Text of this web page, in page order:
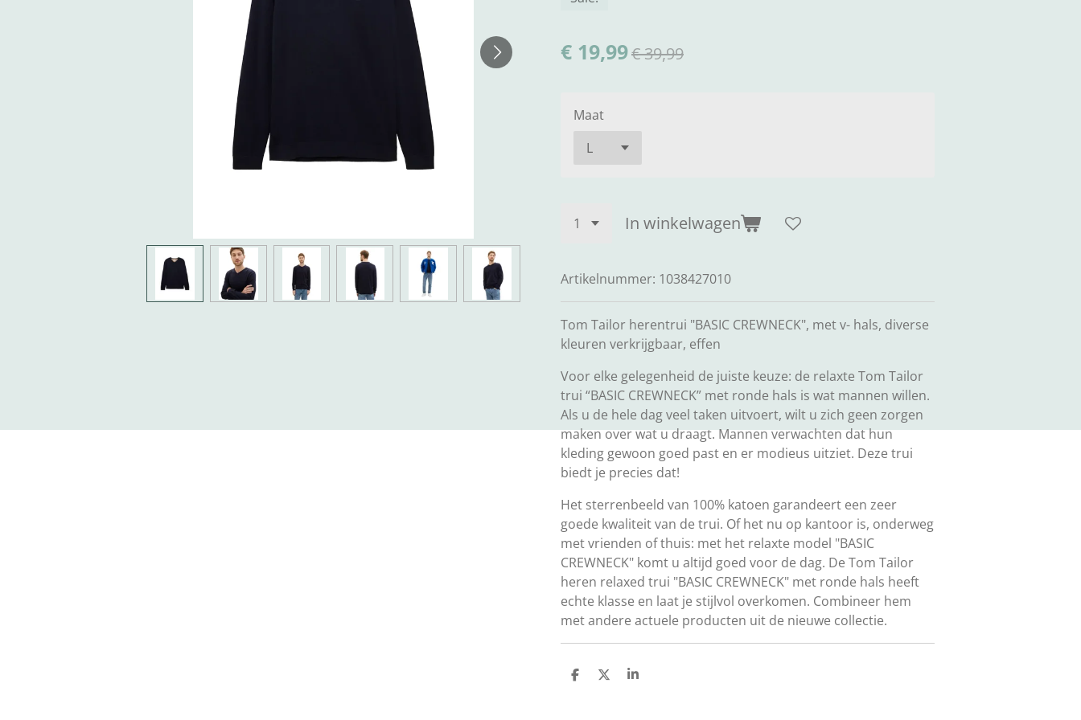
€ 19,99€ 39,99
Maat
In winkelwagen
Artikelnummer: 1038427010
Tom Tailor herentrui "BASIC CREWNECK", met v- hals, diverse
kleuren verkrijgbaar, effen
Voor elke gelegenheid de juiste keuze: de relaxte Tom Tailor
trui “BASIC CREWNECK” met ronde hals is wat mannen willen.
Als u de hele dag veel taken uitvoert, wilt u zich geen zorgen
maken over wat u draagt. Mannen verwachten dat hun
kleding gewoon goed past en er modieus uitziet. Deze trui
biedt je precies dat!
Het sterrenbeeld van 100% katoen garandeert een zeer
goede kwaliteit van de trui. Of het nu op kantoor is, onderweg
met vrienden of thuis: met het relaxte model "BASIC
CREWNECK" komt u altijd goed voor de dag. De Tom Tailor
heren relaxed trui "BASIC CREWNECK" met ronde hals heeft
echte klasse en laat je stijlvol overkomen. Combineer hem
met andere actuele producten uit de nieuwe collectie.
D
D
S